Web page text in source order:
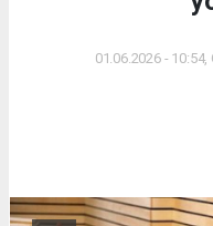
01.06.2026 -